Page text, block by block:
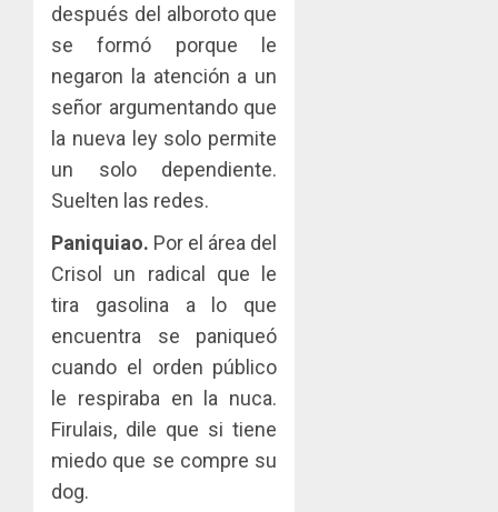
después del alboroto que
se formó porque le
negaron la atención a un
señor argumentando que
la nueva ley solo permite
un solo dependiente.
Suelten las redes.
Paniquiao. Por el área del
Crisol un radical que le
tira gasolina a lo que
encuentra se paniqueó
cuando el orden público
le respiraba en la nuca.
Firulais, dile que si tiene
miedo que se compre su
dog.